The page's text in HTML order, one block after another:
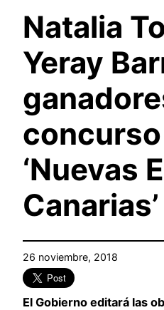
Natalia
Yeray
‘Nuevas
Canarias’
26 noviembre, 2018
El Gobierno editará las